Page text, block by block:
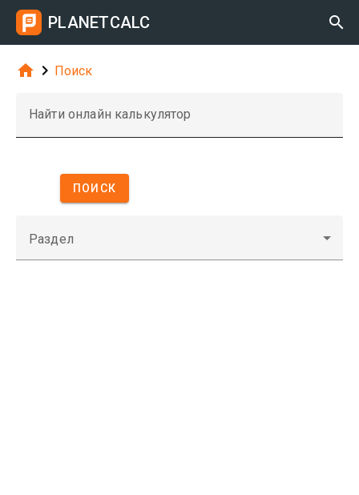
PLANETCALC 
  Поиск
Найти онлайн калькулятор
ПОИСК
Раздел